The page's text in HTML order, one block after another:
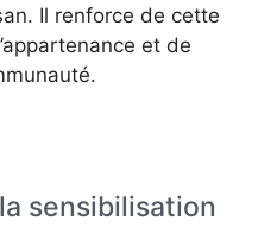
Il renforce de cette
et de
sensibilisation